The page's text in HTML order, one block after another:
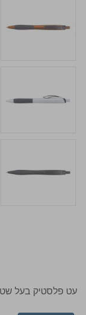
עט פלסטיק בעל